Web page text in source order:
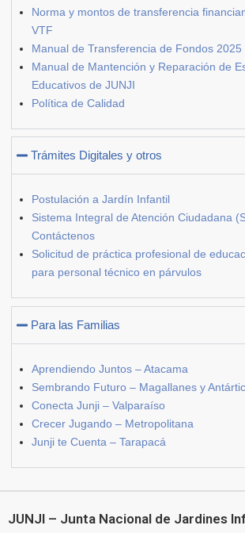
Norma y montos de transferencia
VTF
Manual de Transferencia de Fondos 2025
Manual de Mantención y Reparación de
Educativos de JUNJI
Política de Calidad
Trámites Digitales y otros
Postulación a Jardín Infantil
Sistema Integral de Atención Ciudadana
Contáctenos
Solicitud de práctica profesional de
para personal técnico en párvulos
Para las Familias
Aprendiendo Juntos – Atacama
Sembrando Futuro – Magallanes y
Conecta Junji – Valparaíso
Crecer Jugando – Metropolitana
Junji te Cuenta – Tarapacá
JUNJI – Junta Nacional de Jardines